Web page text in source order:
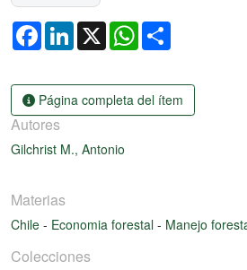
FacebookLinkedIn
X WhatsApp
Página completa del ítem
Autores
Gilchrist M., Antonio
Materias
Chile - Economia forestal - Manejo
Colecciones